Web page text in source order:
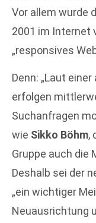
Vor allem wurde
2001 im Internet
„responsives
Denn: „Laut
erfolgen
Suchanfragen
wie Sikko Böhm,
Gruppe auch die
Deshalb sei der
„ein wichtiger
Neuausrichtung